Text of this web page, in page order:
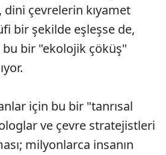
çevrelerin kıyamet
bir şekilde eşleşse de,
bu bir "ekolojik çöküş"
için bu bir "tanrısal
ve çevre stratejistleri
milyonlarca insanın